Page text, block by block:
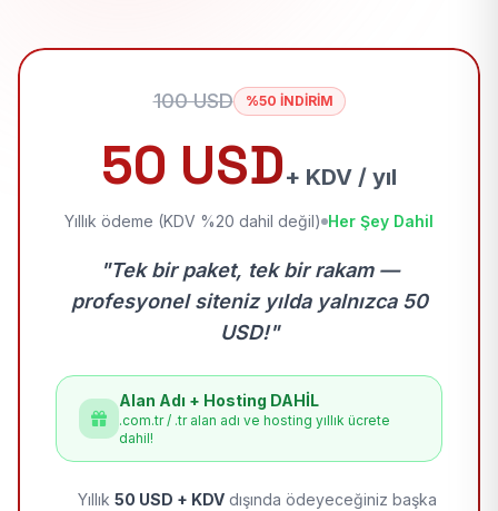
100 USD %50 İNDİRİM
50 USD+ KDV / yıl
Yıllık ödeme (KDV %20 dahil değil) Her Şey Dahil
"Tek bir paket, tek bir rakam —
profesyonel siteniz yılda yalnızca 50
USD!"
Alan Adı + Hosting DAHİL
.com.tr / .tr alan adı ve hosting yıllık ücrete
dahil!
Yıllık 50 USD + KDV dışında ödeyeceğiniz başka